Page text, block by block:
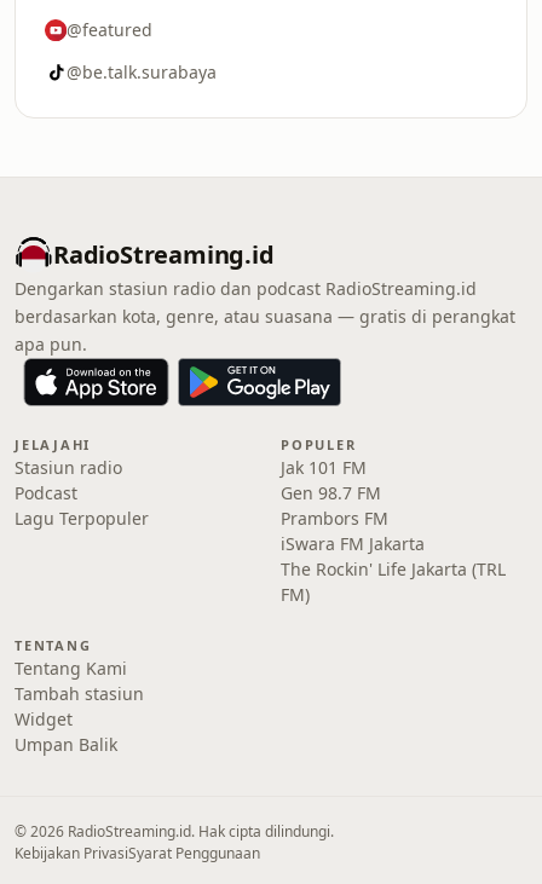
@featured
@be.talk.surabaya
RadioStreaming.id
Dengarkan stasiun radio dan podcast RadioStreaming.id
berdasarkan kota, genre, atau suasana — gratis di perangkat
apa pun.
JELAJAHI
Stasiun radio
Podcast
Lagu Terpopuler
POPULER
Jak 101 FM
Gen 98.7 FM
Prambors FM
iSwara FM Jakarta
The Rockin' Life Jakarta (TRL
FM)
TENTANG
Tentang Kami
Tambah stasiun
Widget
Umpan Balik
© 2026 RadioStreaming.id. Hak cipta dilindungi.
Kebijakan PrivasiSyarat Penggunaan